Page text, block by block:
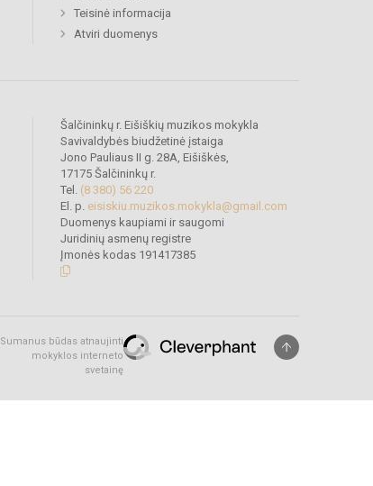
Teisinė informacija
Atviri duomenys
Šalčininkų r. Eišiškių muzikos mokykla
Savivaldybės biudžetinė įstaiga
Jono Pauliaus II g. 28A, Eišiškės,
17175 Šalčininkų r.
Tel. (8 380) 56 220
El. p. eisiskiu.muzikos.mokykla@gmail.com
Duomenys kaupiami ir saugomi
Juridinių asmenų registre
Įmonės kodas 191417385
Sumanus būdas atnaujinti
mokyklos interneto
svetainę